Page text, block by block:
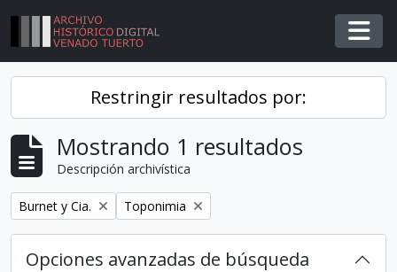
Skip to main content
Restringir resultados por:
Mostrando 1 resultados
Descripción archivística
Remover filtro
Burnet y Cia. Remover filtro
Toponimia
Opciones avanzadas de búsqueda